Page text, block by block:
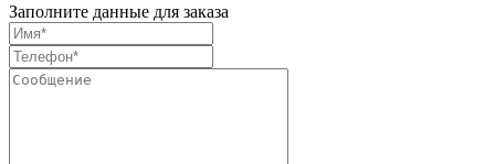
Заполните данные для заказа